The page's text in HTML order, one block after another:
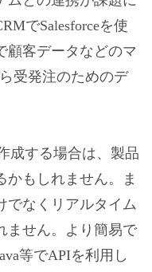
でSalesforceを使
顧客データなどのマ
受発注のためのデ
成する場合は、製品
かもしれません。ま
でなくリアルタイム
ません。より簡易で
等でAPIを利用し